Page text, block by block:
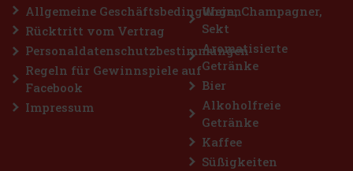
Allgemeine Geschäftsbedingungen
Rücktritt vom Vertrag
Personaldatenschutzbestimmungen
Regeln für Gewinnspiele auf
Facebook
Impressum
Wein, Champagner,
Sekt
Aromatisierte
Getränke
Bier
Alkoholfreie
Getränke
Kaffee
Süßigkeiten